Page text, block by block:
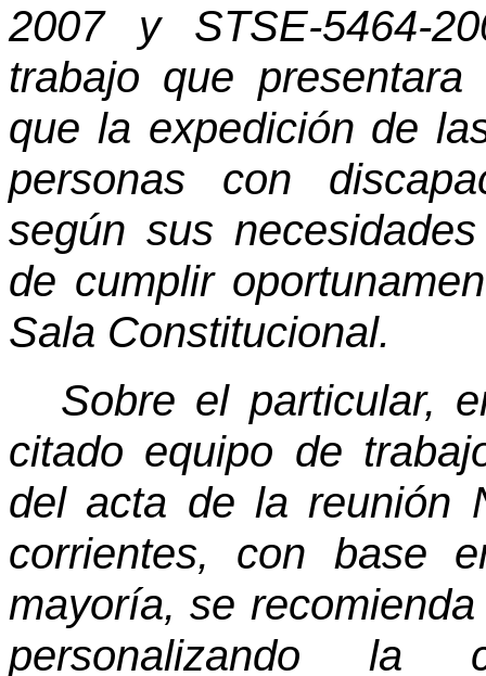
2007 y STSE-5464-
trabajo que
que la expedición de
personas con
según sus
de cumplir
Sala Constitucional.
Sobre el particular,
citado equipo de
del acta de la reunión
corrientes, con base
mayoría, se
personalizando